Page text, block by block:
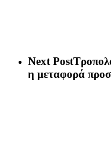
Next Post
η μεταφορά